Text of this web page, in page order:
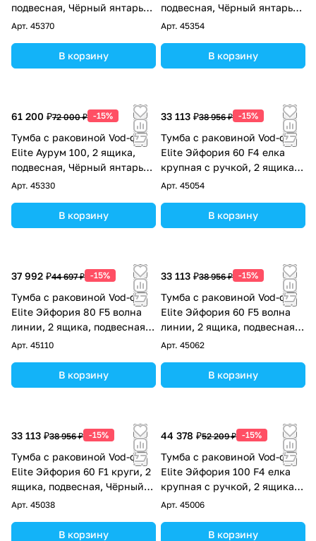
подвесная, Чёрный янтарь
RAL 9005
Арт. 45370
В корзину
подвесная, Чёрный янтарь
RAL 9005
Арт. 45354
В корзину
61 200 ₽72 000 ₽ -15%
Тумба с раковиной Vod-ok
Elite Аурум 100, 2 ящика,
подвесная, Чёрный янтарь
RAL 9005
Арт. 45330
В корзину
33 113 ₽38 956 ₽ -15%
Тумба с раковиной Vod-ok
Elite Эйфория 60 F4 елка
крупная с ручкой, 2 ящика,
подвесная, Чёрный янтарь
Арт. 45054
В корзину
37 992 ₽44 697 ₽ -15%
Тумба с раковиной Vod-ok
Elite Эйфория 80 F5 волна
линии, 2 ящика, подвесная,
Чёрный янтарь RAL 9005
Арт. 45110
В корзину
33 113 ₽38 956 ₽ -15%
Тумба с раковиной Vod-ok
Elite Эйфория 60 F5 волна
линии, 2 ящика, подвесная,
Чёрный янтарь RAL 9005
Арт. 45062
В корзину
33 113 ₽38 956 ₽ -15%
Тумба с раковиной Vod-ok
Elite Эйфория 60 F1 круги, 2
ящика, подвесная, Чёрный
янтарь RAL 9005
Арт. 45038
В корзину
44 378 ₽52 209 ₽ -15%
Тумба с раковиной Vod-ok
Elite Эйфория 100 F4 елка
крупная с ручкой, 2 ящика,
подвесная, Чёрный янтарь
Арт. 45006
В корзину